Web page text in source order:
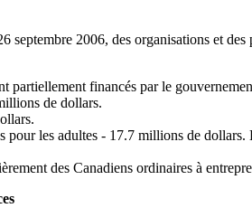
septembre 2006, des organisations et
partiellement financés par le
de dollars.
les adultes - 17.7 millions de
des Canadiens ordinaires à